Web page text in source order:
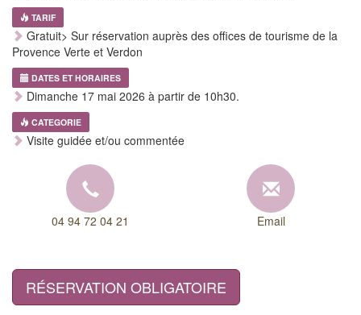
TARIF
Gratuit> Sur réservation auprès des offices de tourisme de la
Provence Verte et Verdon
DATES ET HORAIRES
Dimanche 17 mai 2026 à partir de 10h30.
CATEGORIE
Visite guidée et/ou commentée
04 94 72 04 21 Email
RÉSERVATION OBLIGATOIRE